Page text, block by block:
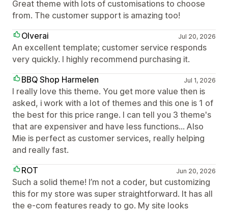
Great theme with lots of customisations to choose
from. The customer support is amazing too!
Olverai
Jul 20, 2026
An excellent template; customer service responds
very quickly. I highly recommend purchasing it.
BBQ Shop Harmelen
Jul 1, 2026
I really love this theme. You get more value then is
asked, i work with a lot of themes and this one is 1 of
the best for this price range. I can tell you 3 theme's
that are expensiver and have less functions... Also
Mie is perfect as customer services, really helping
and really fast.
ROT
Jun 20, 2026
Such a solid theme! I’m not a coder, but customizing
this for my store was super straightforward. It has all
the e-com features ready to go. My site looks